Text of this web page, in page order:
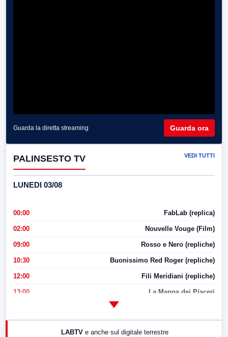
Guarda la diretta streaming Guarda ora
PALINSESTO TV VEDI TUTTI
LUNEDI 03/08
00:00 FabLab (replica)
02:00 Nouvelle Vouge (Film)
09:00 Rosso e Nero (repliche)
10:30 Buonissimo Red Roger (repliche)
12:00 Fili Meridiani (repliche)
13:00 La Mappa dei Piaceri
17:00 LabNews (replica)
LABTV e anche sul digitale terrestre